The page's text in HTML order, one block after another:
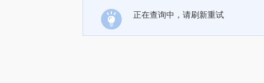
正在查询中，请刷新重试